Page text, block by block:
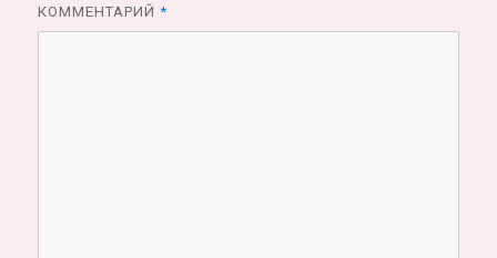
КОММЕНТАРИЙ*